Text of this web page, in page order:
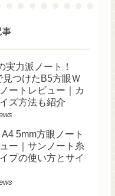
実力派ノート！
見つけたB5方眼Ｗ
ートレビュー｜カ
ズ方法も紹介
5mm方眼ノート
ー｜サンノート糸
プの使い方とサイ